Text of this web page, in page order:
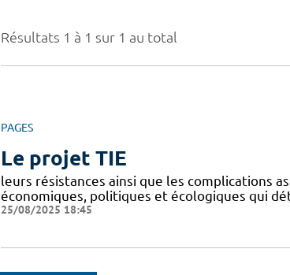
Résultats 1 à 1 sur 1 au total
PAGES
Le projet TIE
leurs résistances ainsi que les complications
économiques, politiques et écologiques qui
25/08/2025 18:45